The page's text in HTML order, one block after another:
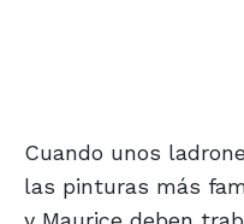
Cuando unos
las pinturas más